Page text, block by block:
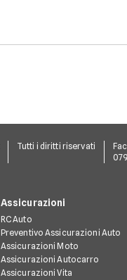
Tutti i diritti riservati
Assicurazioni
RC Auto
Preventivo Assicurazioni Auto
Assicurazioni Moto
Assicurazioni Autocarro
Assicurazioni Vita